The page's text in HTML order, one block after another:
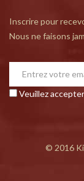
Inscrire pour
Nous ne faisons
Veuillez
© 2016